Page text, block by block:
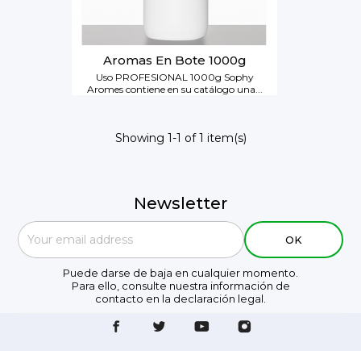
Aromas En Bote 1000g
Uso PROFESIONAL 1000g Sophy
Aromes contiene en su catálogo una...
Showing 1-1 of 1 item(s)
Newsletter
Puede darse de baja en cualquier momento.
Para ello, consulte nuestra información de
contacto en la declaración legal.